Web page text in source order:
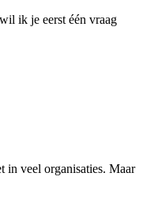
ik je eerst één vraag
veel organisaties. Maar